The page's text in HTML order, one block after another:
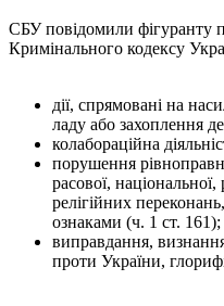
СБУ повідомили фігуранту
Кримінального кодексу
дії, спрямовані на
ладу або захоплення
колабораційна
порушення
расової,
релігійних
ознаками (ч. 1 ст. 161);
виправдання,
проти України,